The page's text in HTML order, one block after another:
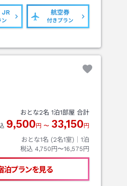
JR
ン
航空券
付きプラン
おとな2名 1泊1部屋 合計
9,500 円 〜 33,150 円
おとな1名 (2名1室)｜ 1泊
税込 4,750円〜16,575円
泊プランを見る